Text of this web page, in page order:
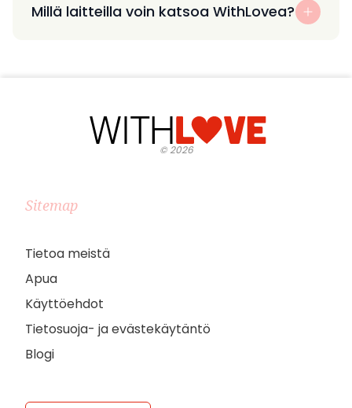
Millä laitteilla voin katsoa WithLovea?
©2026
Sitemap
Tietoa meistä
Apua
Käyttöehdot
Tietosuoja- ja evästekäytäntö
Blogi